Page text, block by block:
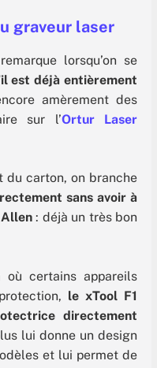
graveur laser
lorsqu’on se
est déjà entièrement
amèrement des
sur l’Ortur Laser
du carton, on branche
sans avoir à
: déjà un très bon
certains appareils
le xTool F1
directement
lui donne un design
et lui permet de